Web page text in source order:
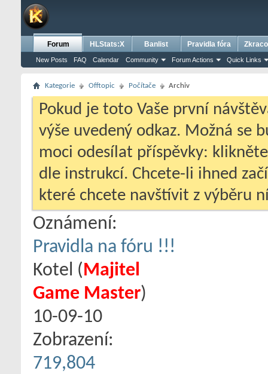
Forum
New Posts FAQ Calendar Community Forum Actions Quick Links
HLStats:X Banlist Pravidla fóra
Kategorie Offtopic Počítače Archiv
Pokud je toto Vaše první
výše uvedený odkaz. Možná se
moci odesílat příspěvky:
dle instrukcí. Chcete-li ihned
které chcete navštívit z výběru
Oznámení:
Pravidla na fóru !!!
Kotel ‎(Majitel
Game Master)
10-09-10
Zobrazení:
719,804